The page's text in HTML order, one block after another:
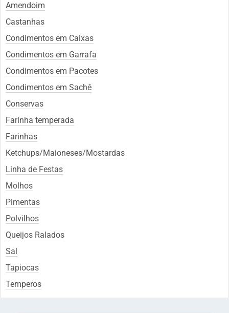
Amendoim
Castanhas
Condimentos em Caixas
Condimentos em Garrafa
Condimentos em Pacotes
Condimentos em Sachê
Conservas
Farinha temperada
Farinhas
Ketchups/Maioneses/Mostardas
Linha de Festas
Molhos
Pimentas
Polvilhos
Queijos Ralados
Sal
Tapiocas
Temperos